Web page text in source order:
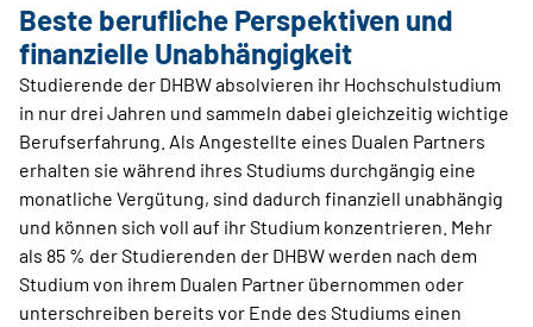
Beste berufliche Perspektiven und
finanzielle Unabhängigkeit
Studierende der DHBW absolvieren ihr Hochschulstudium
in nur drei Jahren und sammeln dabei gleichzeitig wichtige
Berufserfahrung. Als Angestellte eines Dualen Partners
erhalten sie während ihres Studiums durchgängig eine
monatliche Vergütung, sind dadurch finanziell unabhängig
und können sich voll auf ihr Studium konzentrieren. Mehr
als 85 % der Studierenden der DHBW werden nach dem
Studium von ihrem Dualen Partner übernommen oder
unterschreiben bereits vor Ende des Studiums einen